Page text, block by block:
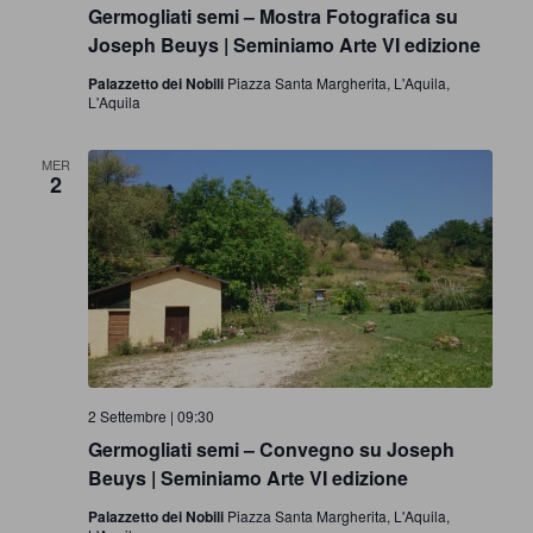
c
e
a
e
v
i
s
a
i
a
z
i
o
n
Germogliati semi – Mostra Fotografica su
Joseph Beuys | Seminiamo Arte VI edizione
Palazzetto dei Nobili Piazza Santa Margherita, L'Aquila,
L'Aquila
MER
2
Germogliati semi – Convegno su Joseph
Beuys | Seminiamo Arte VI edizione
2 Settembre | 09:30
Palazzetto dei Nobili Piazza Santa Margherita, L'Aquila,